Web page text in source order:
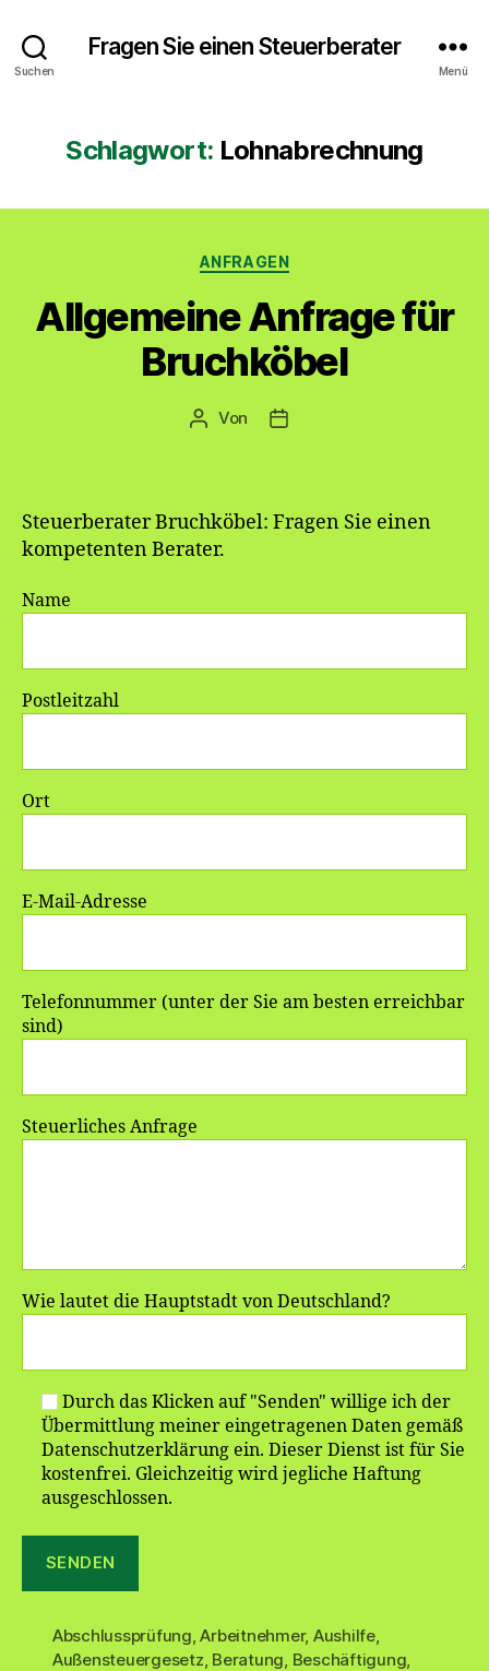
Suchen
Fragen Sie einen Steuerberater
Menü
Schlagwort: Lohnabrechnung
Kategorien
ANFRAGEN
Allgemeine Anfrage für
Bruchköbel
Beitragsautor
Von Veröffentlichungsdatum
Steuerberater Bruchköbel: Fragen Sie einen
kompetenten Berater.
Name
Postleitzahl
Ort
E-Mail-Adresse
Telefonnummer (unter der Sie am besten erreichbar
sind)
Steuerliches Anfrage
Wie lautet die Hauptstadt von Deutschland?
Durch das Klicken auf "Senden" willige ich der
Übermittlung meiner eingetragenen Daten gemäß
Datenschutzerklärung ein. Dieser Dienst ist für Sie
kostenfrei. Gleichzeitig wird jegliche Haftung
ausgeschlossen.
Abschlussprüfung ,Arbeitnehmer, Aushilfe,
Außensteuergesetz Beratung Beschäftigung